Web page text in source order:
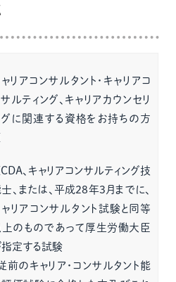
リアコンサルタント・キャリアコ
ルティング、キャリアカウンセリ
グに関連する資格をお持ちの方
、キャリアコンサルティング技
、または、平成28年3月までに、
リアコンサルタント試験と同等
上のものであって厚生労働大臣
指定する試験
前のキャリア・コンサルタント能